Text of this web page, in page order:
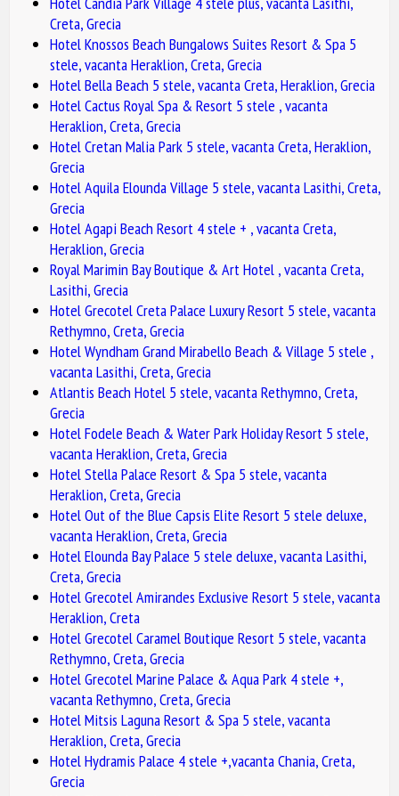
Creta, Grecia
Hotel Knossos Beach Bungalows Suites Resort & Spa 5
stele, vacanta Heraklion, Creta, Grecia
Hotel Bella Beach 5 stele, vacanta Creta, Heraklion, Grecia
Hotel Cactus Royal Spa & Resort 5 stele , vacanta
Heraklion, Creta, Grecia
Hotel Cretan Malia Park 5 stele, vacanta Creta, Heraklion,
Grecia
Hotel Aquila Elounda Village 5 stele, vacanta Lasithi, Creta,
Grecia
Hotel Agapi Beach Resort 4 stele + , vacanta Creta,
Heraklion, Grecia
Royal Marimin Bay Boutique & Art Hotel , vacanta Creta,
Lasithi, Grecia
Hotel Grecotel Creta Palace Luxury Resort 5 stele, vacanta
Rethymno, Creta, Grecia
Hotel Wyndham Grand Mirabello Beach & Village 5 stele ,
vacanta Lasithi, Creta, Grecia
Atlantis Beach Hotel 5 stele, vacanta Rethymno, Creta,
Grecia
Hotel Fodele Beach & Water Park Holiday Resort 5 stele,
vacanta Heraklion, Creta, Grecia
Hotel Stella Palace Resort & Spa 5 stele, vacanta
Heraklion, Creta, Grecia
Hotel Out of the Blue Capsis Elite Resort 5 stele deluxe,
vacanta Heraklion, Creta, Grecia
Hotel Elounda Bay Palace 5 stele deluxe, vacanta Lasithi,
Creta, Grecia
Hotel Grecotel Amirandes Exclusive Resort 5 stele, vacanta
Heraklion, Creta
Hotel Grecotel Caramel Boutique Resort 5 stele, vacanta
Rethymno, Creta, Grecia
Hotel Grecotel Marine Palace & Aqua Park 4 stele +,
vacanta Rethymno, Creta, Grecia
Hotel Mitsis Laguna Resort & Spa 5 stele, vacanta
Heraklion, Creta, Grecia
Hotel Hydramis Palace 4 stele +,vacanta Chania, Creta,
Grecia